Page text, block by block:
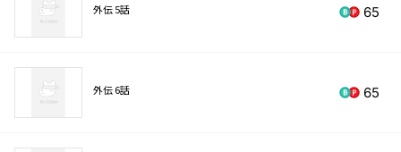
外伝 5話 65
外伝 6話 65